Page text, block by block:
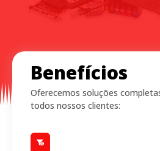
Benefícios
Oferecemos soluções
todos nossos clientes: